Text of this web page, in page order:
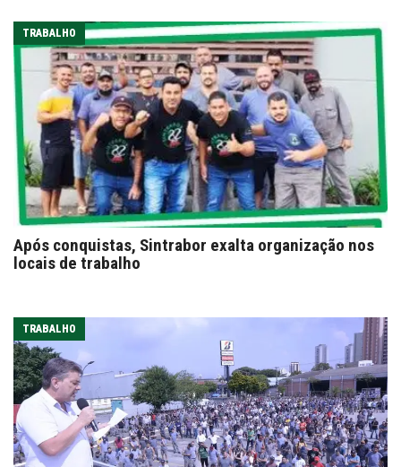
TRABALHO
Após conquistas, Sintrabor exalta organização nos
locais de trabalho
TRABALHO